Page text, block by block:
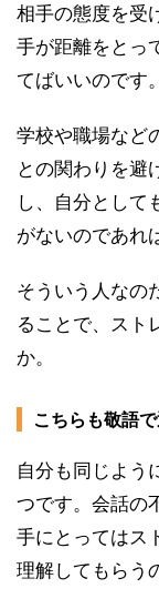
相手の態度を受
手が距離をとっ
てばいいのです。
学校や職場など
との関わりを避
し、自分として
がないのであれ
そういう人なの
ることで、スト
か。
こちらも敬語
自分も同じよう
つです。会話の
手にとってはス
理解してもらう